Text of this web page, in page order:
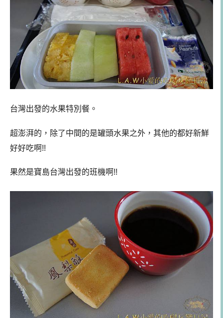
台灣出發的水果特別餐。
超澎湃的，除了中間的是罐頭水果之外，其他的都好新鮮
好好吃啊!!
果然是寶島台灣出發的班機啊!!